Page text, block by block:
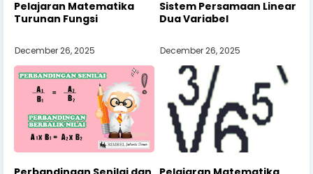
Pelajaran Matematika
Turunan Fungsi
December 26, 2025
Sistem Persamaan Linear
Dua Variabel
December 26, 2025